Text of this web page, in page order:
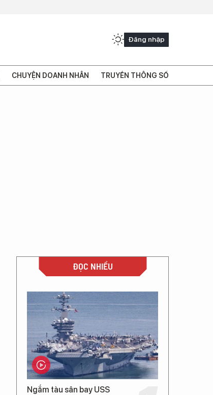
Đăng nhập
CHUYỆN DOANH NHÂN TRUYỀN THÔNG SỐ
ĐỌC NHIỀU
Ngắm tàu sân bay USS